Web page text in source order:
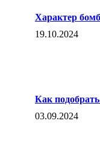
Характер
19.10.2024
Как
03.09.2024